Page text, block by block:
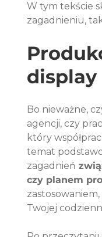
W tym tekście
zagadnieniu,
display
Bo nieważne,
agencji, czy
który
temat
zagadnień
czy planem
Twojej